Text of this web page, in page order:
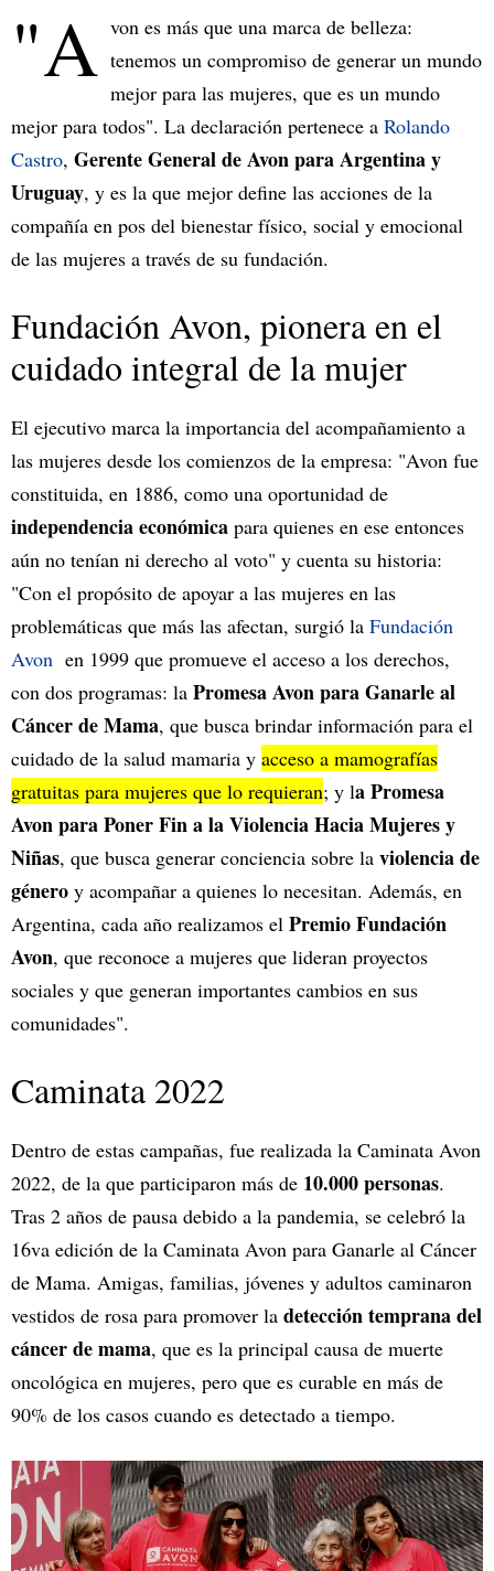
"A von es más que una marca de belleza:
tenemos un compromiso de generar un mundo
mejor para las mujeres, que es un mundo
mejor para todos". La declaración pertenece a Rolando
Castro, Gerente General de Avon para Argentina y
Uruguay, y es la que mejor define las acciones de la
compañía en pos del bienestar físico, social y emocional
de las mujeres a través de su fundación.
Fundación Avon, pionera en el
cuidado integral de la mujer
El ejecutivo marca la importancia del acompañamiento a
las mujeres desde los comienzos de la empresa: "Avon fue
constituida, en 1886, como una oportunidad de
independencia económica para quienes en ese entonces
aún no tenían ni derecho al voto" y cuenta su historia:
"Con el propósito de apoyar a las mujeres en las
problemáticas que más las afectan, surgió la Fundación
Avon en 1999 que promueve el acceso a los derechos,
con dos programas: la Promesa Avon para Ganarle al
Cáncer de Mama, que busca brindar información para el
cuidado de la salud mamaria y acceso a mamografías
gratuitas para mujeres que lo requieran; y la Promesa
Avon para Poner Fin a la Violencia Hacia Mujeres y
Niñas, que busca generar conciencia sobre la violencia de
género y acompañar a quienes lo necesitan. Además, en
Argentina, cada año realizamos el Premio Fundación
Avon, que reconoce a mujeres que lideran proyectos
sociales y que generan importantes cambios en sus
comunidades".
Caminata 2022
Dentro de estas campañas, fue realizada la Caminata Avon
2022, de la que participaron más de 10.000 personas.
Tras 2 años de pausa debido a la pandemia, se celebró la
16va edición de la Caminata Avon para Ganarle al Cáncer
de Mama. Amigas, familias, jóvenes y adultos caminaron
vestidos de rosa para promover la detección temprana del
cáncer de mama, que es la principal causa de muerte
oncológica en mujeres, pero que es curable en más de
90% de los casos cuando es detectado a tiempo.